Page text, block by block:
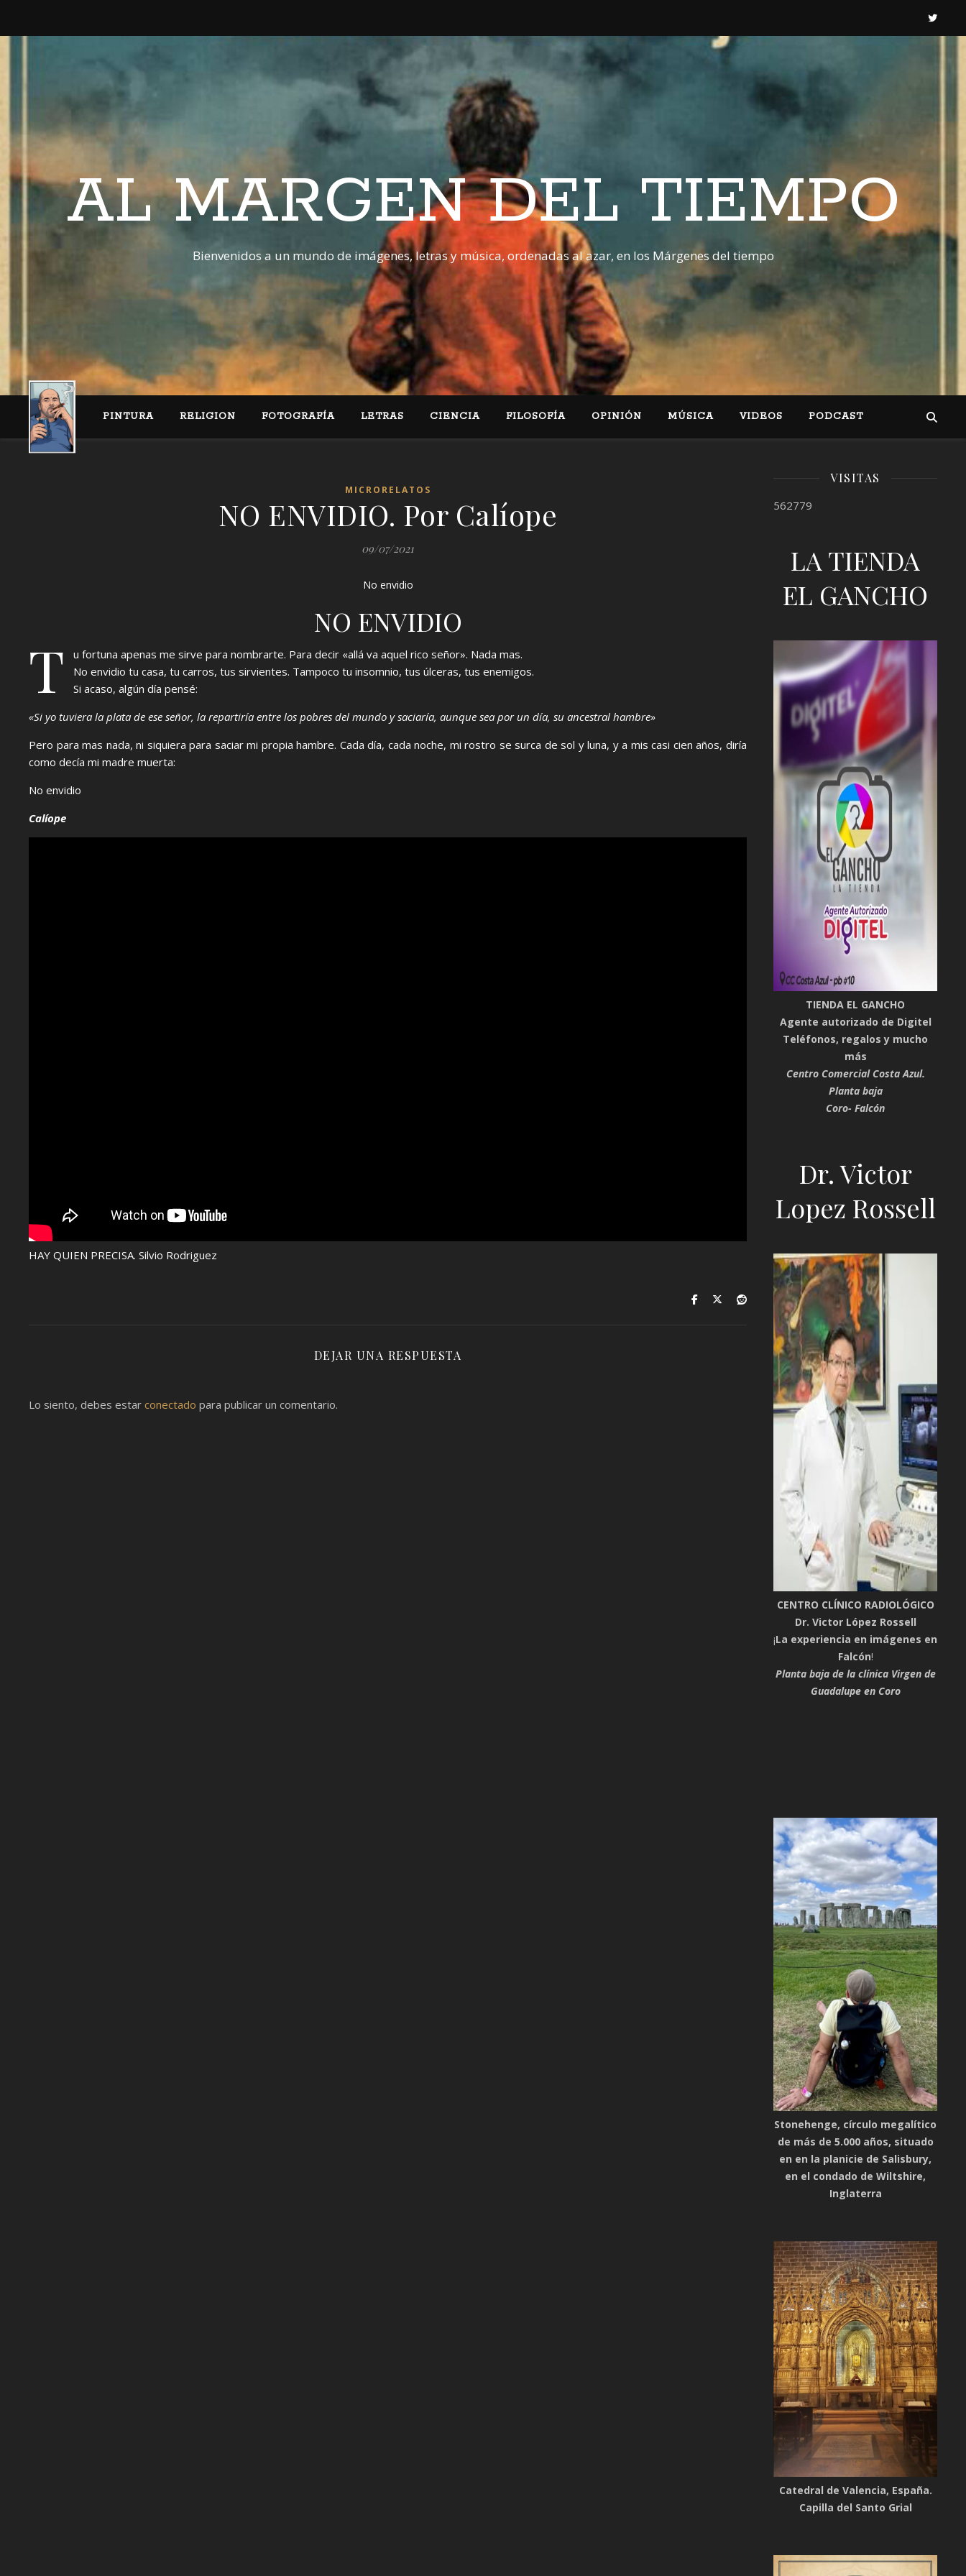
AL MARGEN DEL TIEMPO
Bienvenidos a un mundo de imágenes, letras y música, ordenadas al azar, en los Márgenes del tiempo
PINTURA RELIGION FOTOGRAFÍA LETRAS CIENCIA FILOSOFÍA OPINIÓN MÚSICA VIDEOS PODCAST
MICRORELATOS
NO ENVIDIO. Por Calíope
09/07/2021
No envidio
NO ENVIDIO
T
u fortuna apenas me sirve para nombrarte. Para decir «allá va aquel rico señor». Nada mas.
No envidio tu casa, tu carros, tus sirvientes. Tampoco tu insomnio, tus úlceras, tus enemigos.
Si acaso, algún día pensé:
«Si yo tuviera la plata de ese señor, la repartiría entre los pobres del mundo y saciaría, aunque sea por un día, su ancestral hambre»
Pero para mas nada, ni siquiera para saciar mi propia hambre. Cada día, cada noche, mi rostro se surca de sol y luna, y a mis casi cien años, diría
como decía mi madre muerta:
No envidio
Calíope
HAY QUIEN PRECISA. Silvio Rodriguez
DEJAR UNA RESPUESTA
Lo siento, debes estar conectado para publicar un comentario.
VISITAS
562779
LA TIENDA
EL GANCHO
TIENDA EL GANCHO
Agente autorizado de Digitel
Teléfonos, regalos y mucho
más
Centro Comercial Costa Azul.
Planta baja
Coro- Falcón
Dr. Victor
Lopez Rossell
CENTRO CLÍNICO RADIOLÓGICO
Dr. Victor López Rossell
¡La experiencia en imágenes en
Falcón!
Planta baja de la clínica Virgen de
Guadalupe en Coro
Stonehenge, círculo megalítico
de más de 5.000 años, situado
en en la planicie de Salisbury,
en el condado de Wiltshire,
Inglaterra
Catedral de Valencia, España.
Capilla del Santo Grial